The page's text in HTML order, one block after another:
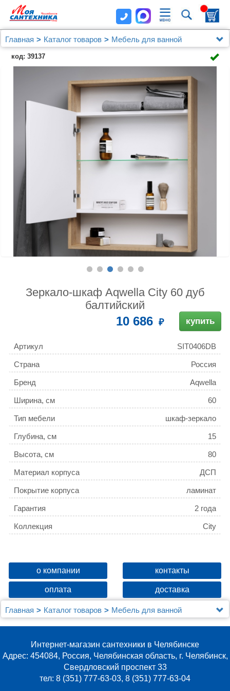
Главная Каталог товаров
Мебель для ванной
Зеркальные шкафы
Зеркало-шкаф Aqwella City 60 дуб балтийский
код: 39137
Зеркало-шкаф Aqwella City 60 дуб
балтийский
10 686 купить
Артикул SIT0406DB
Страна Россия
Бренд Aqwella
Ширина, см 60
Тип мебели шкаф-зеркало
Глубина, см 15
Высота, см 80
Материал корпуса ДСП
Покрытие корпуса ламинат
Гарантия 2 года
Коллекция City
о компании контакты
оплата доставка
Главная Каталог товаров
Мебель для ванной
Зеркальные шкафы
Интернет-магазин сантехники в Челябинске
Адрес: 454084, Россия, Челябинская область, г. Челябинск,
Свердловский проспект 33
тел: 8 (351) 777-63-03, 8 (351) 777-63-04